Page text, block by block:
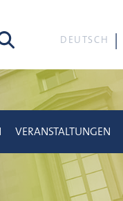
DEUTSCH
VERANSTALTUNGEN